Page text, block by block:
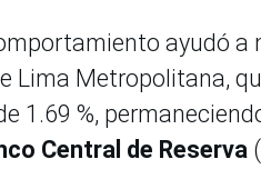
ayudó a
Lima Metropolitana,
1.69 %,
Central de Reserva